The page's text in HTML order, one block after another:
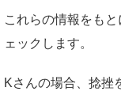
これらの情報をも
ェックします。
Kさんの場合、捻挫